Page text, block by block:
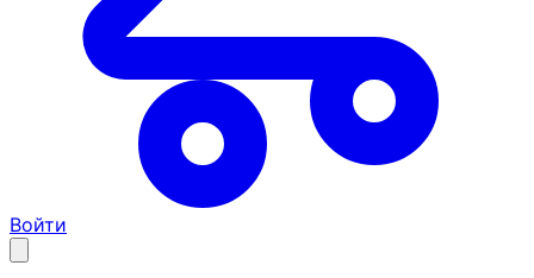
Войти